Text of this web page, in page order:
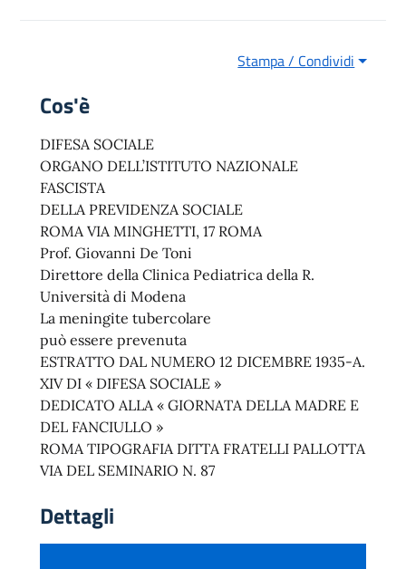
Stampa / Condividi
Cos'è
DIFESA SOCIALE
ORGANO DELL’ISTITUTO NAZIONALE
FASCISTA
DELLA PREVIDENZA SOCIALE
ROMA VIA MINGHETTI, 17 ROMA
Prof. Giovanni De Toni
Direttore della Clinica Pediatrica della R.
Università di Modena
La meningite tubercolare
può essere prevenuta
ESTRATTO DAL NUMERO 12 DICEMBRE 1935-A.
XIV DI « DIFESA SOCIALE »
DEDICATO ALLA « GIORNATA DELLA MADRE E
DEL FANCIULLO »
ROMA TIPOGRAFIA DITTA FRATELLI PALLOTTA
VIA DEL SEMINARIO N. 87
Dettagli